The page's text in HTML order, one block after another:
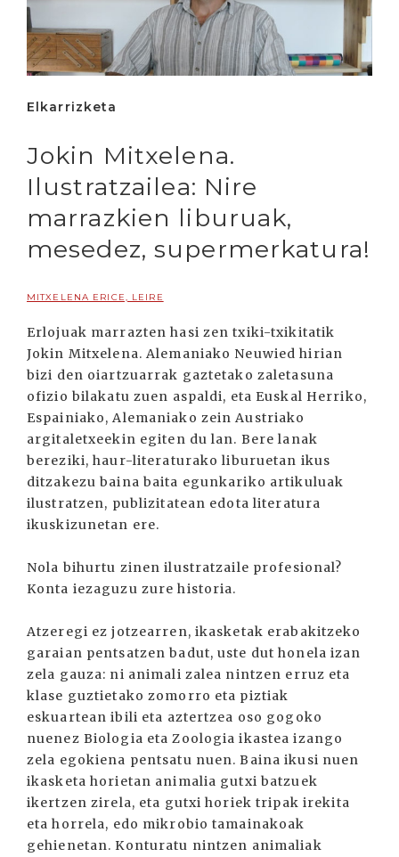
Elkarrizketa
Jokin Mitxelena.
Ilustratzailea: Nire
marrazkien liburuak,
mesedez, supermerkatura!
MITXELENA ERICE, LEIRE
Erlojuak marrazten hasi zen txiki-txikitatik
Jokin Mitxelena. Alemaniako Neuwied hirian
bizi den oiartzuarrak gaztetako zaletasuna
ofizio bilakatu zuen aspaldi, eta Euskal Herriko,
Espainiako, Alemaniako zein Austriako
argitaletxeekin egiten du lan. Bere lanak
bereziki, haur-literaturako liburuetan ikus
ditzakezu baina baita egunkariko artikuluak
ilustratzen, publizitatean edota literatura
ikuskizunetan ere.
Nola bihurtu zinen ilustratzaile profesional?
Konta iezaguzu zure historia.
Atzeregi ez jotzearren, ikasketak erabakitzeko
garaian pentsatzen badut, uste dut honela izan
zela gauza: ni animali zalea nintzen erruz eta
klase guztietako zomorro eta piztiak
eskuartean ibili eta aztertzea oso gogoko
nuenez Biologia eta Zoologia ikastea izango
zela egokiena pentsatu nuen. Baina ikusi nuen
ikasketa horietan animalia gutxi batzuek
ikertzen zirela, eta gutxi horiek tripak irekita
eta horrela, edo mikrobio tamainakoak
gehienetan. Konturatu nintzen animaliak